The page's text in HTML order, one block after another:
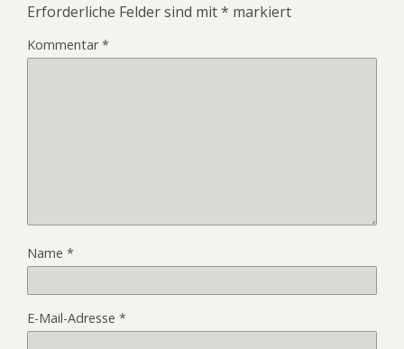
Erforderliche Felder sind mit* markiert
Kommentar*
Name *
E-Mail-Adresse *